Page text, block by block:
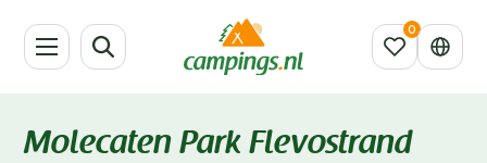
Molecaten Park Flevostrand